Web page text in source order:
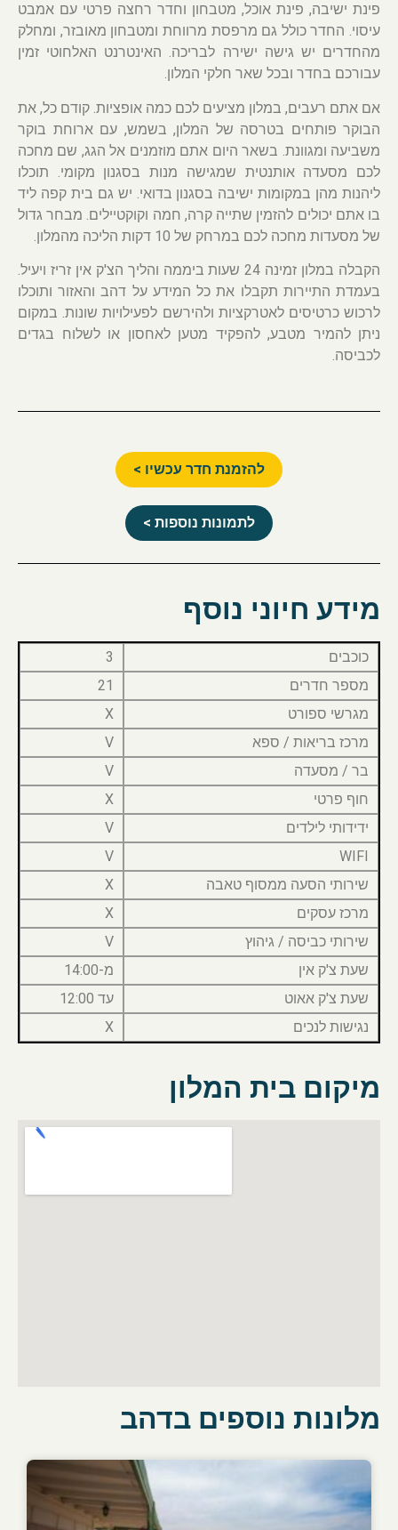
פינת ישיבה, פינת אוכל, מטבחון וחדר רחצה פרטי עם אמבט
עיסוי. החדר כולל גם מרפסת מרווחת ומטבחון מאובזר, ומחלק
מהחדרים יש גישה ישירה לבריכה. האינטרנט האלחוטי זמין
עבורכם בחדר ובכל שאר חלקי המלון.
אם אתם רעבים, במלון מציעים לכם כמה אופציות. קודם כל, את
הבוקר פותחים בטרסה של המלון, בשמש, עם ארוחת בוקר
משביעה ומגוונת. בשאר היום אתם מוזמנים אל הגג, שם מחכה
לכם מסעדה אותנטית שמגישה מנות בסגנון מקומי. תוכלו
ליהנות מהן במקומות ישיבה בסגנון בדואי. יש גם בית קפה ליד
בו אתם יכולים להזמין שתייה קרה, חמה וקוקטיילים. מבחר גדול
של מסעדות מחכה לכם במרחק של 10 דקות הליכה מהמלון.
הקבלה במלון זמינה 24 שעות ביממה והליך הצ'ק אין זריז ויעיל.
בעמדת התיירות תקבלו את כל המידע על דהב והאזור ותוכלו
לרכוש כרטיסים לאטרקציות ולהירשם לפעילויות שונות. במקום
ניתן להמיר מטבע, להפקיד מטען לאחסון או לשלוח בגדים
לכביסה.
להזמנת חדר עכשיו >
לתמונות נוספות >
מידע חיוני נוסף
כוכבים
3
מספר חדרים
21
מגרשי ספורט
X
מרכז בריאות / ספא
V
בר / מסעדה
V
חוף פרטי
X
ידידותי לילדים
V
WIFI
V
שירותי הסעה ממסוף טאבה
X
מרכז עסקים
X
שירותי כביסה / גיהוץ
V
שעת צ'ק אין
מ-14:00
שעת צ'ק אאוט
עד 12:00
נגישות לנכים
X
מיקום בית המלון
מלונות נוספים בדהב